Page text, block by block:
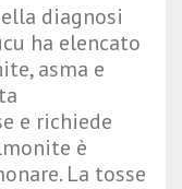
diagnosi
ha elencato
asma e
e richiede
è
La tosse